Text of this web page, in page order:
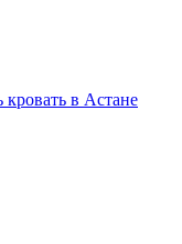
кровать в Астане